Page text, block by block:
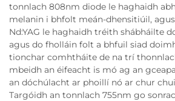
tonnlach 808nm diode le haghaidh
melanin i bhfolt meán-dhensitiúil,
Nd:YAG le haghaidh tréith shábháilte
agus do fholláin folt a bhfuil siad
tionchar comhtháite de na trí
mbeidh an éifeacht is mó ag an
an dóchúlacht ar phoillí nó ar chur
Targóidh an tonnlach 755nm go